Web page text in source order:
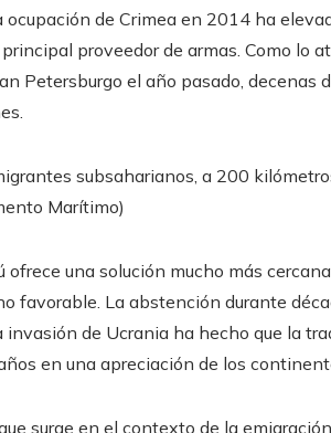
de Crimea en 2014 ha
proveedor de armas. Como lo
Petersburgo el año pasado, decenas
subsaharianos, a 200
Marítimo)
ofrece una solución mucho más
favorable. La abstención durante
invasión de Ucrania ha hecho que la
en una apreciación de los
surge en el contexto de la